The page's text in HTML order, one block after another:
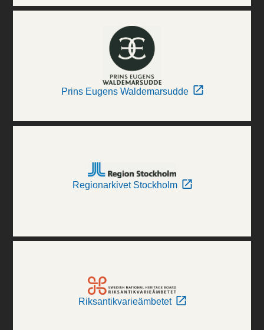
Prins Eugens Waldemarsudde
Regionarkivet Stockholm
Riksantikvarieämbetet